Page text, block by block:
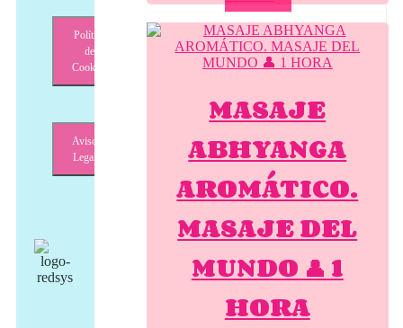
MASAJE
ABHYANGA
AROMÁTICO.
MASAJE DEL
MUNDO 👤 1
HORA
Política
de
Cookies
Aviso
Legal